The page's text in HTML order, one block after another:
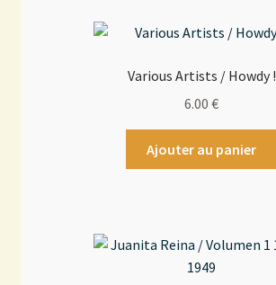
Various Artists / Howdy !
6.00 €
Ajouter au panier